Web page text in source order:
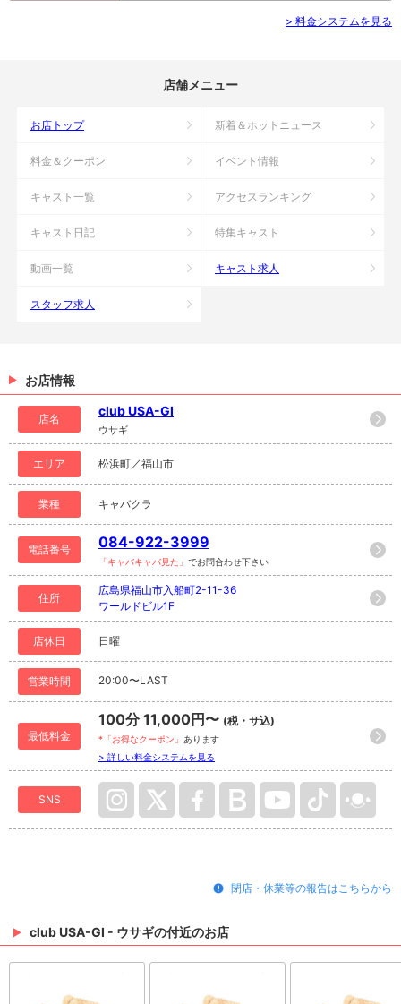
> 料金システムを見る
店舗メニュー
お店トップ 新着＆ホットニュース
料金＆クーポン イベント情報
キャスト一覧 アクセスランキング
キャスト日記 特集キャスト
動画一覧 キャスト求人
スタッフ求人
お店情報
店名
club USA-GI
ウサギ
エリア 松浜町／福山市
業種 キャバクラ
電話番号 084-922-3999
「キャバキャバ見た」 でお問合わせ下さい
住所
広島県福山市入船町2-11-36
ワールドビル1F
店休日 日曜
営業時間 20:00〜LAST
最低料金
100分 11,000円〜 (税・サ込)
*「お得なクーポン」 あります
> 詳しい料金システムを見る
SNS
閉店・休業等の報告はこちらから
club USA-GI - ウサギの付近のお店